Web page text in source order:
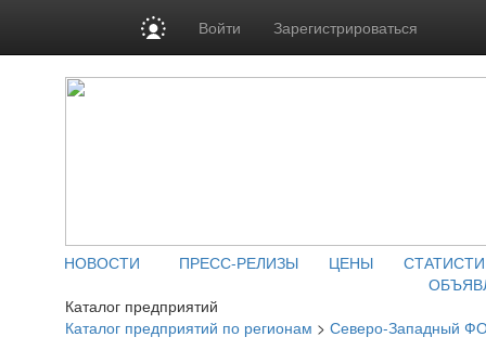
Войти Зарегистрироваться
НОВОСТИ ПРЕСС-РЕЛИЗЫ ЦЕНЫ
Каталог предприятий
Каталог предприятий по регионам > Северо-Западный